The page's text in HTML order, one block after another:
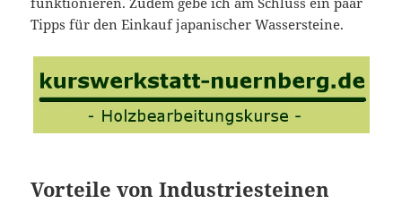
Tipps für den Einkauf japanischer Wassersteine.
Vorteile von Industriesteinen